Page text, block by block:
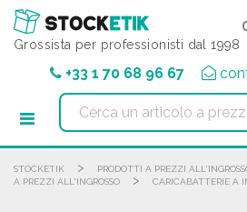
Grossista per professionisti dal 1998
+33 1 70 68 96 67
STOCKETIK > PRODOTTI A PREZZI
A PREZZI ALL'INGROSSO
> CARICABATTERIE A
Pannello di gestione dei cookies